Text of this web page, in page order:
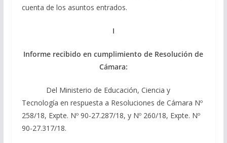
cuenta de los asuntos entrados.
I
Informe recibido en cumplimiento de Resolución de
Cámara:
Del Ministerio de Educación, Ciencia y
Tecnología en respuesta a Resoluciones de Cámara Nº
258/18, Expte. Nº 90-27.287/18, y Nº 260/18, Expte. Nº
90-27.317/18.